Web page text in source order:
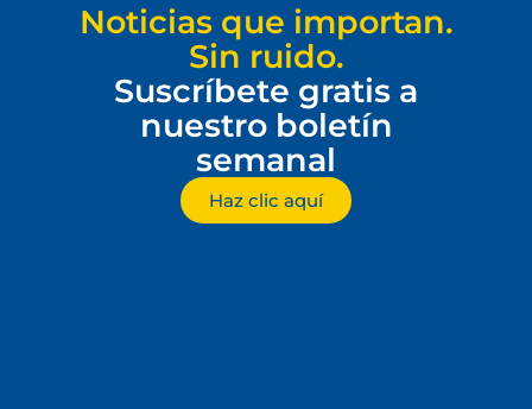
Noticias que importan.
Sin ruido.
Suscríbete gratis a
nuestro boletín
semanal
Haz clic aquí